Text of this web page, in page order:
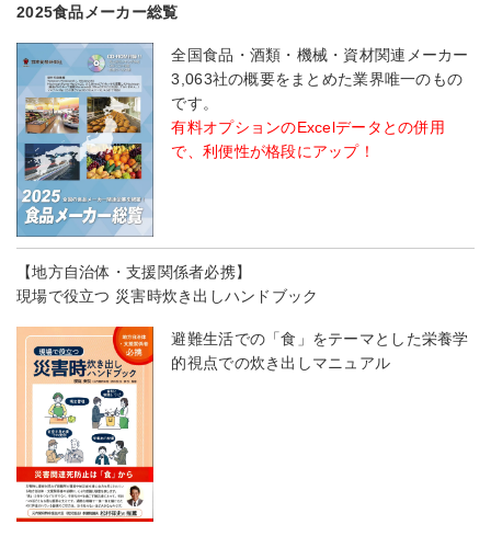
2025食品メーカー総覧
全国食品・酒類・機械・資材関連メーカー
3,063社の概要をまとめた業界唯一のもの
です。
有料オプションのExcelデータとの併用
で、利便性が格段にアップ！
【地方自治体・支援関係者必携】
現場で役立つ 災害時炊き出しハンドブック
避難生活での「食」をテーマとした栄養学
的視点での炊き出しマニュアル